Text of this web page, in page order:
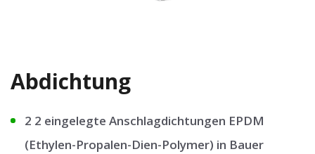
Abdichtung
2 2 eingelegte Anschlagdichtungen EPDM
(Ethylen-Propalen-Dien-Polymer) in Bauer